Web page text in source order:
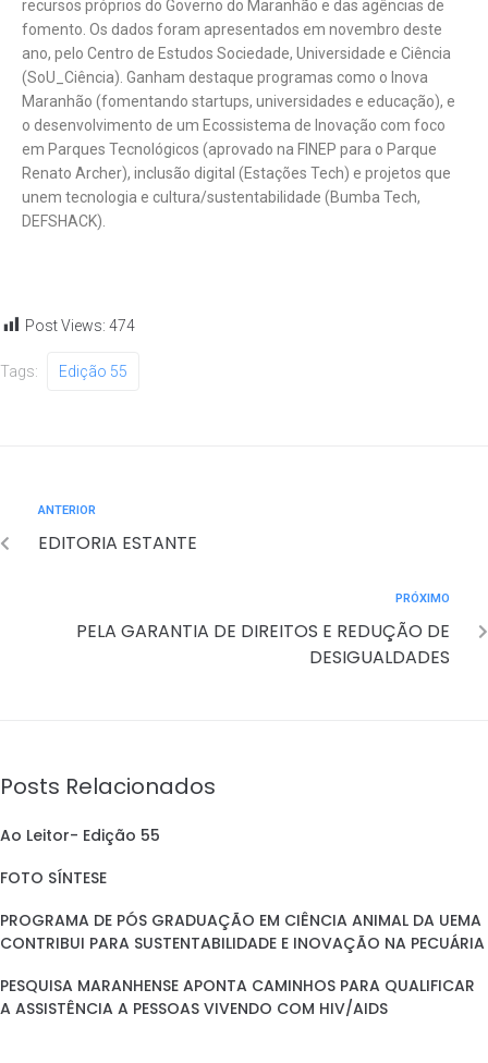
recursos próprios do Governo do Maranhão e das agências de
fomento. Os dados foram apresentados em novembro deste
ano, pelo Centro de Estudos Sociedade, Universidade e Ciência
(SoU_Ciência). Ganham destaque programas como o Inova
Maranhão (fomentando startups, universidades e educação), e
o desenvolvimento de um Ecossistema de Inovação com foco
em Parques Tecnológicos (aprovado na FINEP para o Parque
Renato Archer), inclusão digital (Estações Tech) e projetos que
unem tecnologia e cultura/sustentabilidade (Bumba Tech,
DEFSHACK).
Post Views: 474
Tags: Edição 55
ANTERIOR
EDITORIA ESTANTE
PRÓXIMO
PELA GARANTIA DE DIREITOS E REDUÇÃO DE
DESIGUALDADES
Posts Relacionados
Ao Leitor- Edição 55
FOTO SÍNTESE
PROGRAMA DE PÓS GRADUAÇÃO EM CIÊNCIA ANIMAL DA UEMA
CONTRIBUI PARA SUSTENTABILIDADE E INOVAÇÃO NA PECUÁRIA
PESQUISA MARANHENSE APONTA CAMINHOS PARA QUALIFICAR
A ASSISTÊNCIA A PESSOAS VIVENDO COM HIV/AIDS